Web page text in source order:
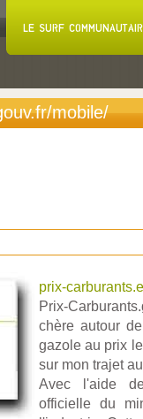
mobile/
prix-
Prix-
chère autour
gazole au prix
sur mon trajet
Avec l'aide
officielle du